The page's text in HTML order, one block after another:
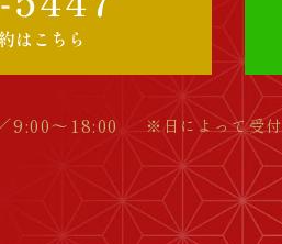
9:00～18:00 ※日によって受